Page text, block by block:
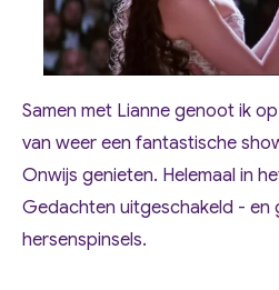
Samen met Lianne genoot ik
van weer een fantastische
Onwijs genieten. Helemaal in
Gedachten uitgeschakeld - en
hersenspinsels.